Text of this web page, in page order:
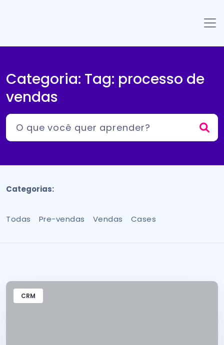
Categoria: Tag: processo de
vendas
Categorias:
Todas Pre-vendas Vendas Cases
CRM